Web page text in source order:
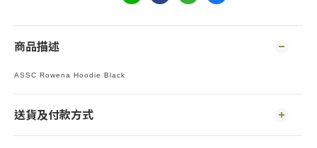
商品描述
ASSC Rowena Hoodie Black
送貨及付款方式